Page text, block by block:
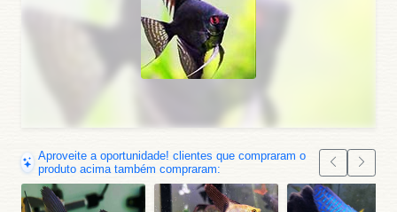
Aproveite a oportunidade! clientes que compraram o
produto acima também compraram: